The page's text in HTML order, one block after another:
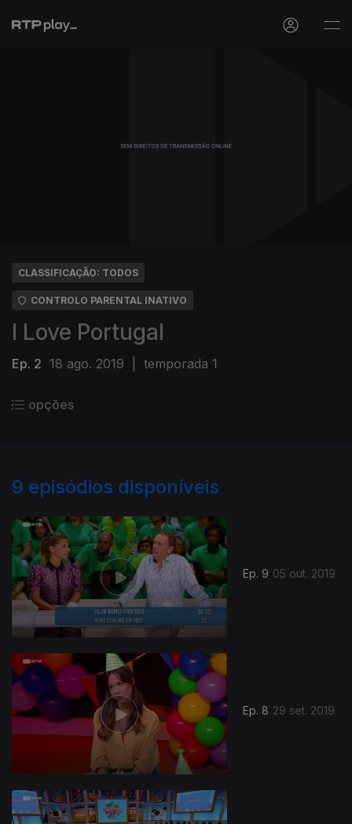
CLASSIFICAÇÃO: TODOS
CONTROLO PARENTAL INATIVO
I Love Portugal
Ep. 2 18 ago. 2019 temporada 1
opções
9 episódios disponíveis
Ep. 9 05 out. 2019
Ep. 8 29 set. 2019